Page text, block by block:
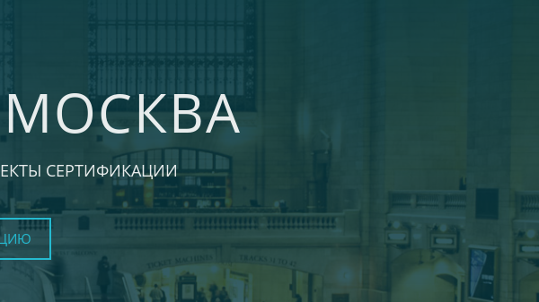
СЕРТИФИКАЦИИ